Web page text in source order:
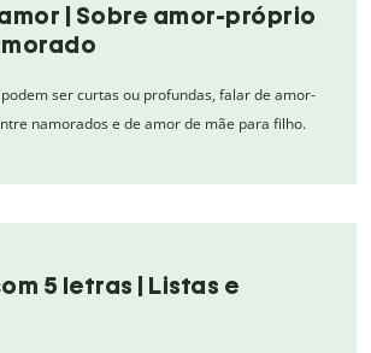
| Sobre amor-próprio
ser curtas ou profundas, falar de amor-
namorados e de amor de mãe para filho.
5 letras | Listas e